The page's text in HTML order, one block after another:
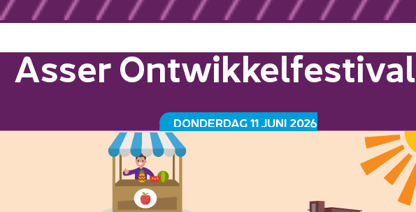
Asser Ontwikkelfestival
DONDERDAG 11 JUNI 2026
GRAANSILO HAVENKADE